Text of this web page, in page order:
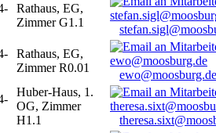
Rathaus, EG,
Zimmer G1.1
Rathaus, EG,
Zimmer R0.01
ewo@moosburg.de
Huber-Haus, 1.
OG, Zimmer
H1.1